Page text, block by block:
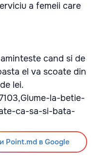
a femeii care
cand si de
el va scoate din
lei.
la-betie-
ca-sa-si-bata-
Point.md в Google